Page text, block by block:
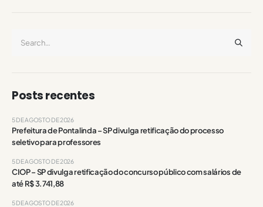
Posts recentes
Prefeitura de Pontalinda – SP divulga retificação do processo
seletivo para professores
5 DE AGOSTO DE 2026
CIOP – SP divulga retificação do concurso público com salários de
até R$ 3.741,88
5 DE AGOSTO DE 2026
5 DE AGOSTO DE 2026